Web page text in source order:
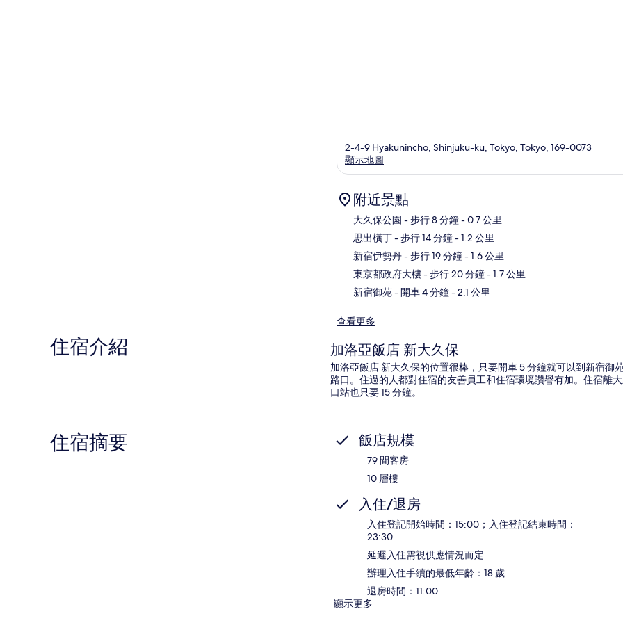
2-4-9 Hyakunincho, Shinjuku-ku, Tokyo, Tokyo, 169-0073
顯示地圖
附近景點
大久保公園 - 步行 8 分鐘- 0.7 公里
思出橫丁- 步行 14 分鐘- 1.2 公里
新宿伊勢丹- 步行 19 分鐘- 1.6 公里
東京都政府大樓- 步行 20 分鐘- 1.7 公里
新宿御苑- 開車 4 分鐘- 2.1 公里
查看更多
住宿介紹 加洛亞飯店 新大久保
加洛亞飯店 新大久保的位置很棒，只要開車 5 分鐘就可以到新宿
路口。住過的人都對住宿的友善員工和住宿環境讚譽有加。住宿離
口站也只要 15 分鐘。
住宿摘要 飯店規模
79 間客房
10 層樓
入住/退房
入住登記開始時間：15:00；入住登記結束時間：
23:30
延遲入住需視供應情況而定
辦理入住手續的最低年齡：18 歲
退房時間：11:00
顯示更多